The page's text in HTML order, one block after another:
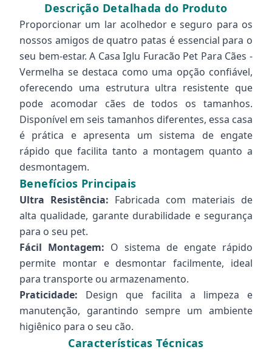
Descrição Detalhada do Produto
Proporcionar um lar acolhedor e seguro para os
nossos amigos de quatro patas é essencial para o
seu bem-estar. A Casa Iglu Furacão Pet Para Cães -
Vermelha se destaca como uma opção confiável,
oferecendo uma estrutura ultra resistente que
pode acomodar cães de todos os tamanhos.
Disponível em seis tamanhos diferentes, essa casa
é prática e apresenta um sistema de engate
rápido que facilita tanto a montagem quanto a
desmontagem.
Benefícios Principais
Ultra Resistência: Fabricada com materiais de
alta qualidade, garante durabilidade e segurança
para o seu pet.
Fácil Montagem: O sistema de engate rápido
permite montar e desmontar facilmente, ideal
para transporte ou armazenamento.
Praticidade: Design que facilita a limpeza e
manutenção, garantindo sempre um ambiente
higiênico para o seu cão.
Características Técnicas